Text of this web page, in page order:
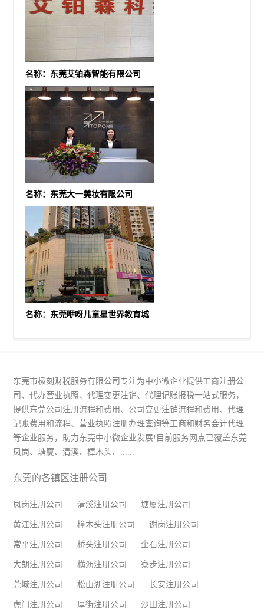
名称：东莞艾铂森智能有限公司
名称：东莞大一美妆有限公司
名称：东莞咿呀儿童星世界教育城
东莞市极刻财税服务有限公司专注为中小微企业提供工商注册公
司、代办营业执照、代理变更注销、代理记账报税一站式服务，
提供东莞公司注册流程和费用、公司变更注销流程和费用、代理
记账费用和流程、营业执照注册办理查询等工商和财务会计代理
等企业服务，助力东莞中小微企业发展!目前服务网点已覆盖东莞
凤岗、塘厦、清溪、樟木头、......
东莞的各镇区注册公司
凤岗注册公司 清溪注册公司 塘厦注册公司
黄江注册公司 樟木头注册公司 谢岗注册公司
常平注册公司 桥头注册公司 企石注册公司
大朗注册公司 横沥注册公司 寮步注册公司
莞城注册公司 松山湖注册公司 长安注册公司
虎门注册公司 厚街注册公司 沙田注册公司